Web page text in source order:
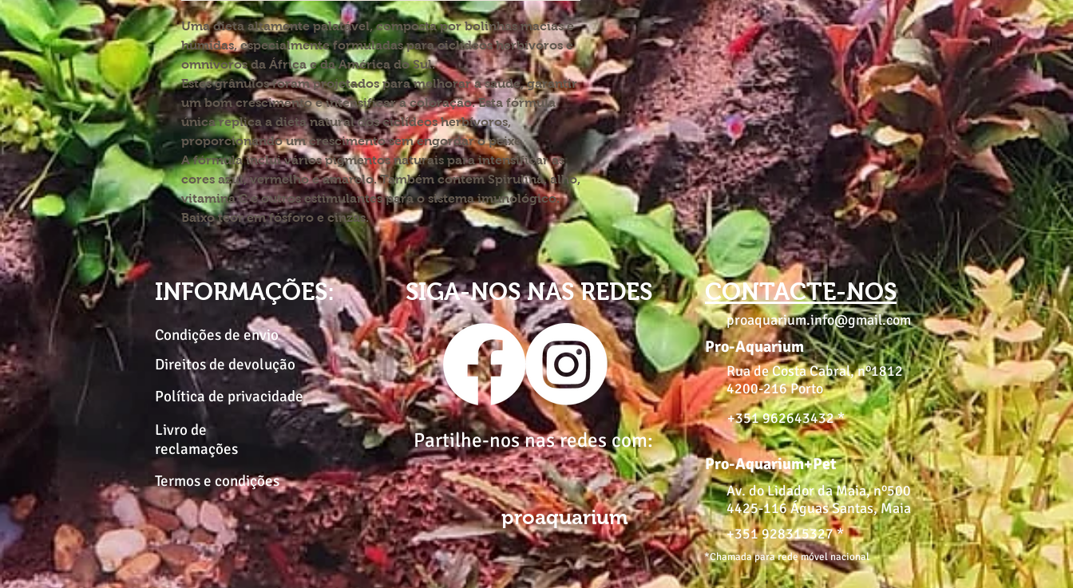
Uma dieta altamente palatável, composta por bolinhas macias e
húmidas, especialmente formuladas para ciclídeos herbívoros e
omnívoros da África e da América do Sul.
Estes grânulos foram projetados para melhorar a saúde, garantir
um bom crescimento e intensificar a coloração. Esta fórmula
única replica a dieta natural dos ciclídeos herbívoros,
proporcionando um crescimento sem engordar o peixe.
A fórmula inclui vários pigmentos naturais para intensificar as
cores azul, vermelho e amarelo. Também contém Spirulina, alho,
vitamina C e outros estimulantes para o sistema imunológico.
Baixo teor em fósforo e cinzas.
INFORMAÇÕES:
Condições de envio
Direitos de devolução
Política de privacidade
Livro de
reclamações
Termos e condições
SIGA-NOS NAS REDES CONTACTE-NOS
proaquarium.info@gmail.com
Pro-Aquarium
Rua de Costa Cabral, nº1812
4200-216 Porto
+351 962643432 *
Partilhe-nos nas redes com:
proaquarium
Pro-Aquarium+Pet
Av. do Lidador da Maia, nº500
4425-116 Águas Santas, Maia
+351 928315327 *
*Chamada para rede móvel nacional